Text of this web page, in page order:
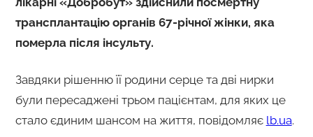
трансплантацію органів 67-річної жінки, яка
померла після інсульту.
Завдяки рішенню її родини серце та дві нирки
були пересаджені трьом пацієнтам, для яких це
стало єдиним шансом на життя, повідомляє lb.ua.